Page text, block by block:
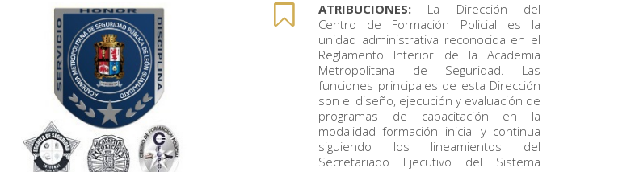
ATRIBUCIONES: La Dirección del
Centro de Formación Policial es la
unidad administrativa reconocida en el
Reglamento Interior de la Academia
Metropolitana de Seguridad. Las
funciones principales de esta Dirección
son el diseño, ejecución y evaluación de
programas de capacitación en la
modalidad formación inicial y continua
siguiendo los lineamientos del
Secretariado Ejecutivo del Sistema